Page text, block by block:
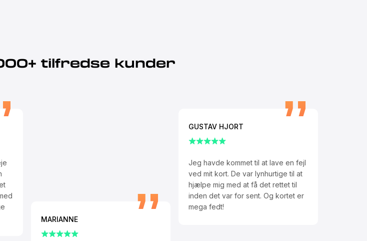
tilfredse kunder
MARIANNE
GUSTAV HJORT
Jeg havde kommet til at lave en fejl
ved mit kort. De var lynhurtige til at
hjælpe mig med at få det rettet til
inden det var for sent. Og kortet er
mega fedt!